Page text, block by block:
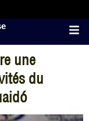
une
du